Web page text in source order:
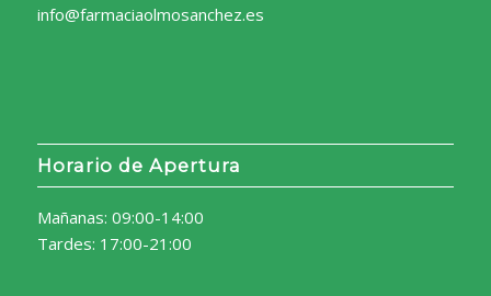
info@farmaciaolmosanchez.es
Horario de Apertura
Mañanas: 09:00-14:00
Tardes: 17:00-21:00